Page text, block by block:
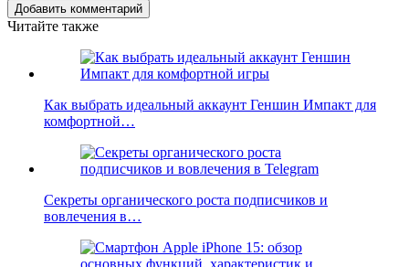
Добавить комментарий
Читайте также
Как выбрать идеальный аккаунт Геншин Импакт для
комфортной…
Секреты органического роста подписчиков и
вовлечения в…